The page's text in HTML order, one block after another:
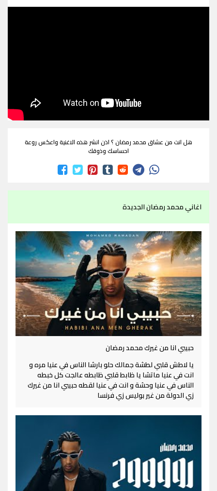
هل انت من عشاق محمد رمضان ؟ اذن انشر هذه الاغنية واعكس روعة
احساسك وذوقك
اغاني محمد رمضان الجديدة
حبيبي انا من غيرك محمد رمضان
يا لاطش قلبي لطشة جمالك حلو بارشا الناس في عنيا مره و
انت في عنيا ماتشا يا ظابط قلبي ظابطه عالجت كل خبطه
الناس في عنيا وحشة و انت في عنيا لقطه حبيبي انا من غيرك
زي الدولة من غير بوليس زي فرنسا